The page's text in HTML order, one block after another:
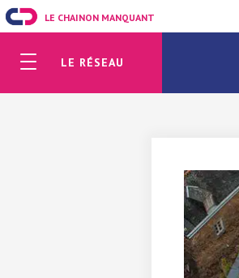
LE CHAINON MANQUANT
LE RÉSEAU